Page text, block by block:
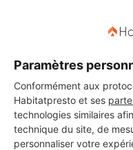
Paramètres
Conformément aux
Habitatpresto et ses
technologies similaires
technique du site, de
personnaliser votre